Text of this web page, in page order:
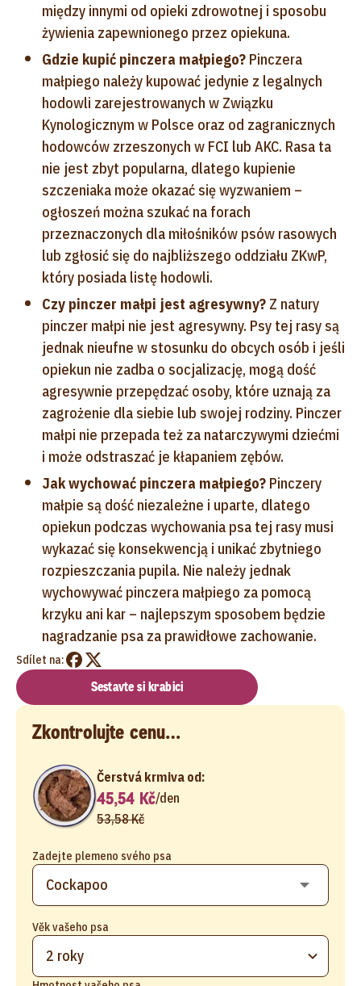
między innymi od opieki zdrowotnej i sposobu
żywienia zapewnionego przez opiekuna.
Gdzie kupić pinczera małpiego? Pinczera
małpiego należy kupować jedynie z legalnych
hodowli zarejestrowanych w Związku
Kynologicznym w Polsce oraz od zagranicznych
hodowców zrzeszonych w FCI lub AKC. Rasa ta
nie jest zbyt popularna, dlatego kupienie
szczeniaka może okazać się wyzwaniem –
ogłoszeń można szukać na forach
przeznaczonych dla miłośników psów rasowych
lub zgłosić się do najbliższego oddziału ZKwP,
który posiada listę hodowli.
Czy pinczer małpi jest agresywny? Z natury
pinczer małpi nie jest agresywny. Psy tej rasy są
jednak nieufne w stosunku do obcych osób i jeśli
opiekun nie zadba o socjalizację, mogą dość
agresywnie przepędzać osoby, które uznają za
zagrożenie dla siebie lub swojej rodziny. Pinczer
małpi nie przepada też za natarczywymi dziećmi
i może odstraszać je kłapaniem zębów.
Jak wychować pinczera małpiego? Pinczery
małpie są dość niezależne i uparte, dlatego
opiekun podczas wychowania psa tej rasy musi
wykazać się konsekwencją i unikać zbytniego
rozpieszczania pupila. Nie należy jednak
wychowywać pinczera małpiego za pomocą
krzyku ani kar – najlepszym sposobem będzie
nagradzanie psa za prawidłowe zachowanie.
Sdílet na:
Sestavte si krabici
Zkontrolujte cenu…
Zadejte plemeno svého psa
Věk vašeho psa
2 roky
Čerstvá krmiva od:
45,54 Kč/den
53,58 Kč